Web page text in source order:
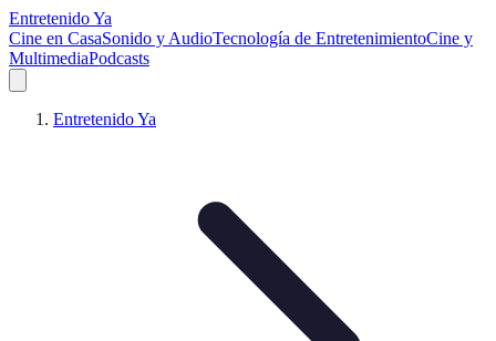
Entretenido Ya
Cine en CasaSonido y AudioTecnología de EntretenimientoCine y
MultimediaPodcasts
Entretenido Ya